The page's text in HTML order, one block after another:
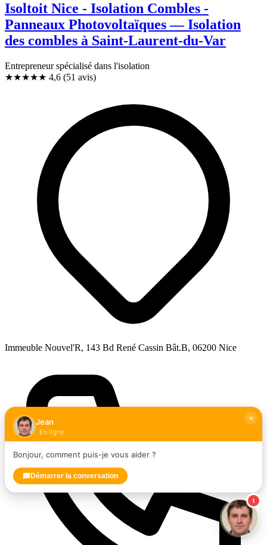
Isoltoit Nice - Isolation Combles -
Panneaux Photovoltaïques — Isolation
des combles à Saint-Laurent-du-Var
Entrepreneur spécialisé dans l'isolation
★★★★★ 4,6 (51 avis)
Immeuble Nouvel'R, 143 Bd René Cassin Bât.B, 06200 Nice
1
Jean
En ligne
Bonjour, comment puis-je vous aider ?
Démarrer la conversation